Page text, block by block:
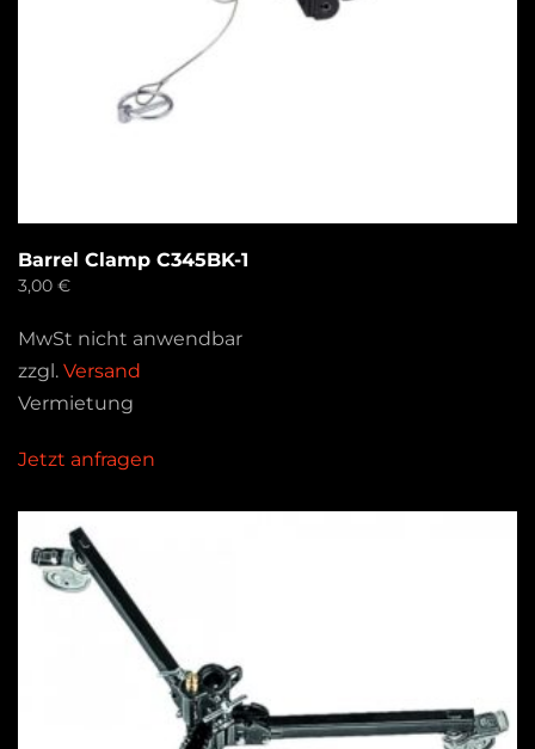
Barrel Clamp C345BK-1
3,00 €
MwSt nicht anwendbar
zzgl. Versand
Vermietung
Jetzt anfragen